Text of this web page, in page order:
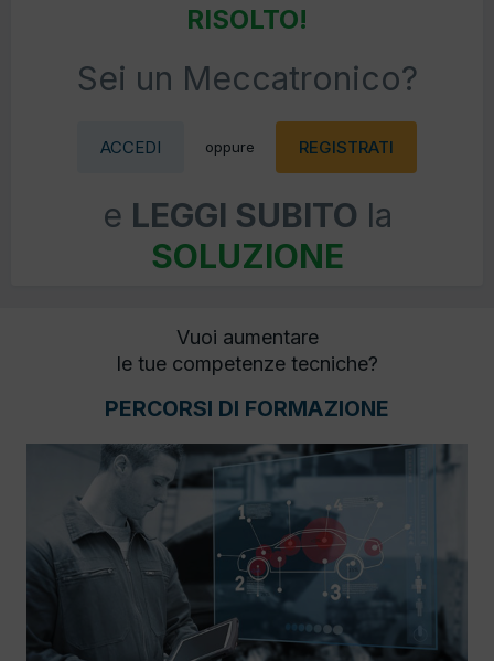
RISOLTO!
Sei un Meccatronico?
ACCEDI oppure REGISTRATI
e LEGGI SUBITO la
SOLUZIONE
Vuoi aumentare
le tue competenze tecniche?
PERCORSI DI FORMAZIONE